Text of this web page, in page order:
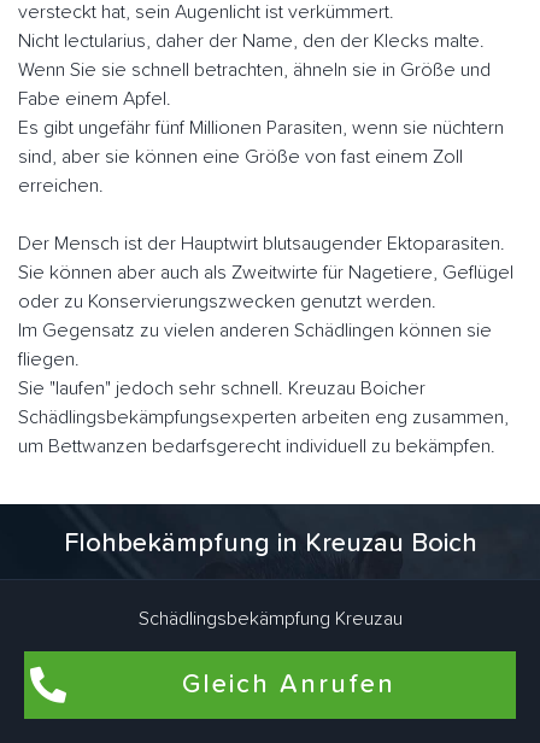
versteckt hat, sein Augenlicht ist verkümmert.
Nicht lectularius, daher der Name, den der Klecks malte.
Wenn Sie sie schnell betrachten, ähneln sie in Größe und
Fabe einem Apfel.
Es gibt ungefähr fünf Millionen Parasiten, wenn sie nüchtern
sind, aber sie können eine Größe von fast einem Zoll
erreichen.
Der Mensch ist der Hauptwirt blutsaugender Ektoparasiten.
Sie können aber auch als Zweitwirte für Nagetiere, Geflügel
oder zu Konservierungszwecken genutzt werden.
Im Gegensatz zu vielen anderen Schädlingen können sie
fliegen.
Sie "laufen" jedoch sehr schnell. Kreuzau Boicher
Schädlingsbekämpfungsexperten arbeiten eng zusammen,
um Bettwanzen bedarfsgerecht individuell zu bekämpfen.
Flohbekämpfung in Kreuzau Boich
vor, in denen Haustiere wie Hunde und Katzen leben. Auch
in Wohnräumen, die schon lange nicht mehr von Haustieren
bewohnt wurden, können Flöhe brüten. Dafür sind Katze und
Hund des ehemaligen Mieters verantwortlich. Aber es gibt
Schädlingsbekämpfung Kreuzau
Gleich Anrufen